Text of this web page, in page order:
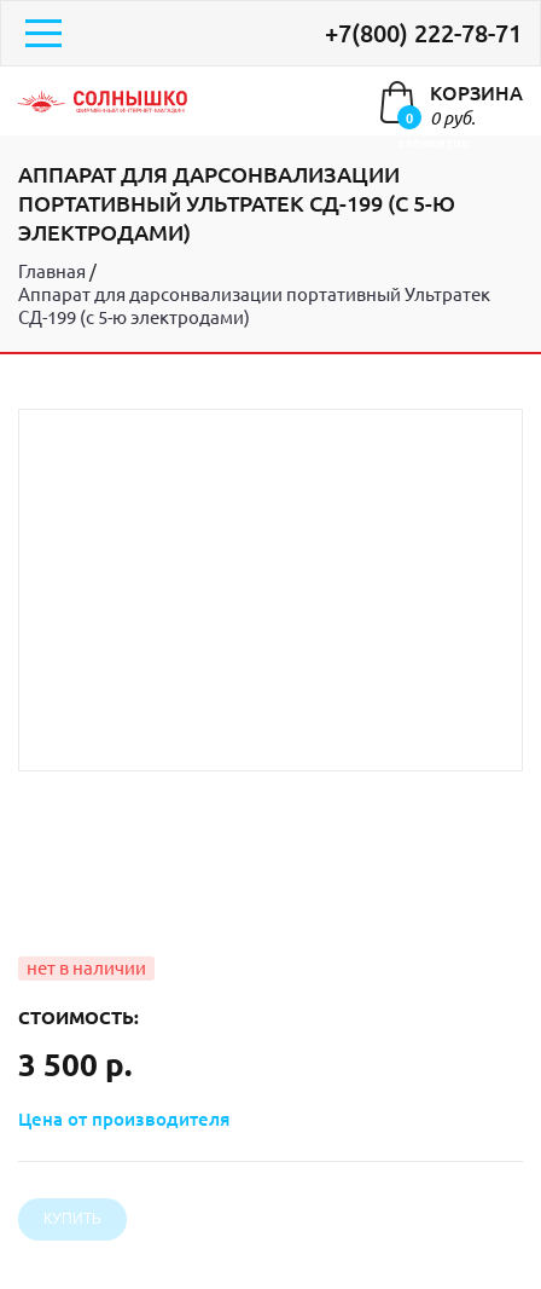
+7(800) 222-78-71
0
КОРЗИНА
0 руб.
АППАРАТ ДЛЯ ДАРСОНВАЛИЗАЦИИ
ПОРТАТИВНЫЙ УЛЬТРАТЕК СД-199 (С 5-Ю
ЭЛЕКТРОДАМИ)
Главная
Аппарат для дарсонвализации портативный Ультратек
СД-199 (с 5-ю электродами)
СТОИМОСТЬ:
3 500 р.
Цена от производителя